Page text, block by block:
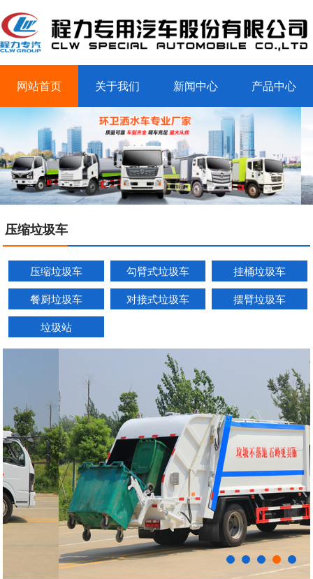
网站首页 关于我们 新闻中心 产品中心
客户案例 联系我们
压缩垃圾车
压缩垃圾车 勾臂式垃圾车
挂桶垃圾车
餐厨垃圾车
对接式垃圾车
摆臂垃圾车
垃圾站